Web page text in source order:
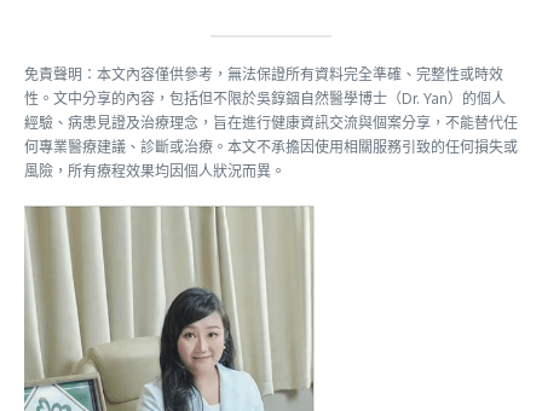
免責聲明：本文內容僅供參考，無法保證所有資料完全準確、完整性或時效
性。文中分享的內容，包括但不限於吳錞銦自然醫學博士（Dr. Yan）的個人
經驗、病患見證及治療理念，旨在進行健康資訊交流與個案分享，不能替代任
何專業醫療建議、診斷或治療。本文不承擔因使用相關服務引致的任何損失或
風險，所有療程效果均因個人狀況而異。